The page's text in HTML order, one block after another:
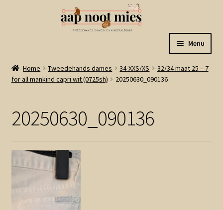
naar
navigatie
de
inhoud
Menu
Welkom
Winkel
Winkelmand
Home Tweedehands dames 34-XXS/XS
32/34 maat 25 – 7
for all mankind capri wit (0725sh)
20250630_090136
20250630_090136